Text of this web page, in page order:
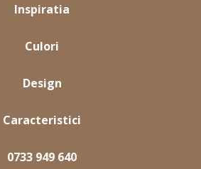
Inspiratia
Culori
Design
Caracteristici
0733 949 640